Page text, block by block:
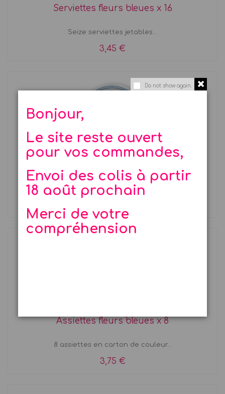
Do not show again.
Bonjour,
Le site reste ouvert
pour vos commandes,
Envoi des colis à partir
18 août prochain
Merci de votre
compréhension
Serviettes fleurs bleues x 16
Seize serviettes jetables...
3,45 €
8 assiettes en carton de couleur...
Assiettes fleurs bleues x 8
8 assiettes en carton de couleur...
3,75 €